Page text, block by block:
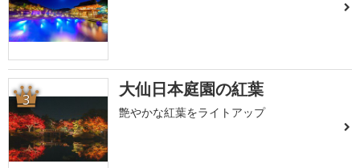
3 大仙日本庭園の紅葉
艶やかな紅葉をライトアップ